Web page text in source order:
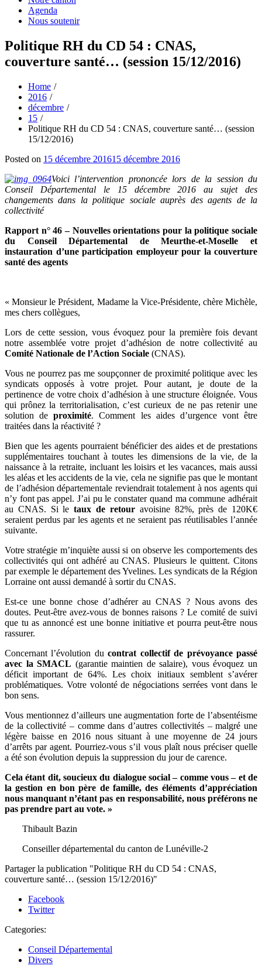
Agenda
Nous soutenir
Politique RH du CD 54 : CNAS,
couverture santé… (session 15/12/2016)
Home
2016
décembre
15
Politique RH du CD 54 : CNAS, couverture santé… (session
15/12/2016)
Posted on 15 décembre 201615 décembre 2016
Voici l’intervention prononcée lors de la session du
Conseil Départemental le 15 décembre 2016 au sujet des
changements dans la politique sociale auprès des agents de la
collectivité
Rapport n° 46 – Nouvelles orientations pour la politique sociale
du Conseil Départemental de Meurthe-et-Moselle et
instauration d’une participation employeur pour la couverture
santé des agents
« Monsieur le Président, Madame la Vice-Présidente, chère Michèle,
mes chers collègues,
Lors de cette session, vous évoquez pour la première fois devant
notre assemblée votre projet d’adhésion de notre collectivité au
Comité Nationale de l’Action Sociale (CNAS).
Vous ne pourrez pas me soupçonner de proximité politique avec les
syndicats opposés à votre projet. Pour autant, je doute de la
pertinence de votre choix d’adhésion à une structure éloignée. Vous
qui prônez la territorialisation, c’est curieux de ne pas retenir une
solution deproximité. Comment les aides d’urgence vont être
traitées dans la réactivité ?
Bien que les agents pourraient bénéficier des aides et de prestations
supplémentaires touchant à toutes les dimensions de la vie, de la
naissance à la retraite, incluant les loisirs et les vacances, mais aussi
les aléas et les accidents de la vie, cela ne signifie pas que le montant
de l’adhésion départementale reviendrait totalement à nos agents qui
n’y font pas appel. J’ai pu le constater quand ma commune adhérait
au CNAS. Si letaux de retouravoisine 82%, près de 120K€
seraient perdus par les agents et ne seraient pas réutilisables l’année
suivante.
Votre stratégie m’inquiète aussi si on observe les comportements des
collectivités qui ont adhéré au CNAS. Plusieurs le quittent. Citons
par exemple le département des Yvelines. Les syndicats de la Région
Lorraine ont aussi demandé à sortir du CNAS.
Est-ce une bonne chose d’adhérer au CNAS ? Nous avons des
doutes. Peut-être avez-vous de bonnes raisons ? Le comité de suivi
que tu as annoncé est une bonne initiative et pourra peut-être nous
rassurer.
Concernant l’évolution ducontrat collectif de prévoyance passé
avec la SMACL (garantie maintien de salaire), vous évoquez un
déficit important de 64%. Les choix initiaux semblent s’avérer
problématiques. Votre volonté de négociations serrées vont dans le
bon sens.
Vous mentionnez d’ailleurs une augmentation forte de l’absentéisme
de la collectivité – comme dans d’autres collectivités – malgré une
légère baisse en 2016 nous situant à une moyenne de 24 jours
d’arrêts par agent. Pourriez-vous s’il vous plaît nous préciser quelle
a été son évolution depuis la suppression du jour de carence.
Cela étant dit, soucieux du dialogue social – comme vous – et de
la gestion en bon père de famille, des éléments d’appréciation
nous manquant n’étant pas en responsabilité, nous préférons ne
pas prendre part au vote. »
Thibault Bazin
Conseiller départemental du canton de Lunéville-2
Partager la publication "Politique RH du CD 54 : CNAS,
couverture santé… (session 15/12/2016)"
Facebook
Twitter
Categories:
Conseil Départemental
Divers